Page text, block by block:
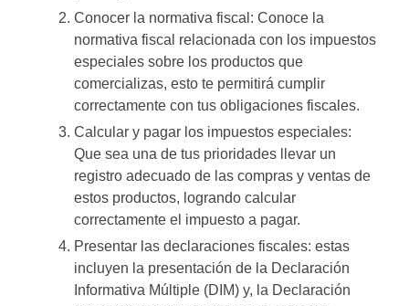
Conocer la normativa fiscal: Conoce la
normativa fiscal relacionada con los impuestos
especiales sobre los productos que
comercializas, esto te permitirá cumplir
correctamente con tus obligaciones fiscales.
Calcular y pagar los impuestos especiales:
Que sea una de tus prioridades llevar un
registro adecuado de las compras y ventas de
estos productos, logrando calcular
correctamente el impuesto a pagar.
Presentar las declaraciones fiscales: estas
incluyen la presentación de la Declaración
Informativa Múltiple (DIM) y, la Declaración